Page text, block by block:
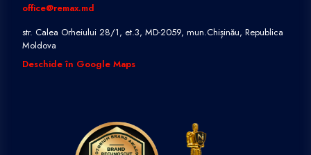
office@remax.md
str. Calea Orheiului 28/1, et.3, MD-2059, mun.Chișinău, Republica
Moldova
Deschide în Google Maps